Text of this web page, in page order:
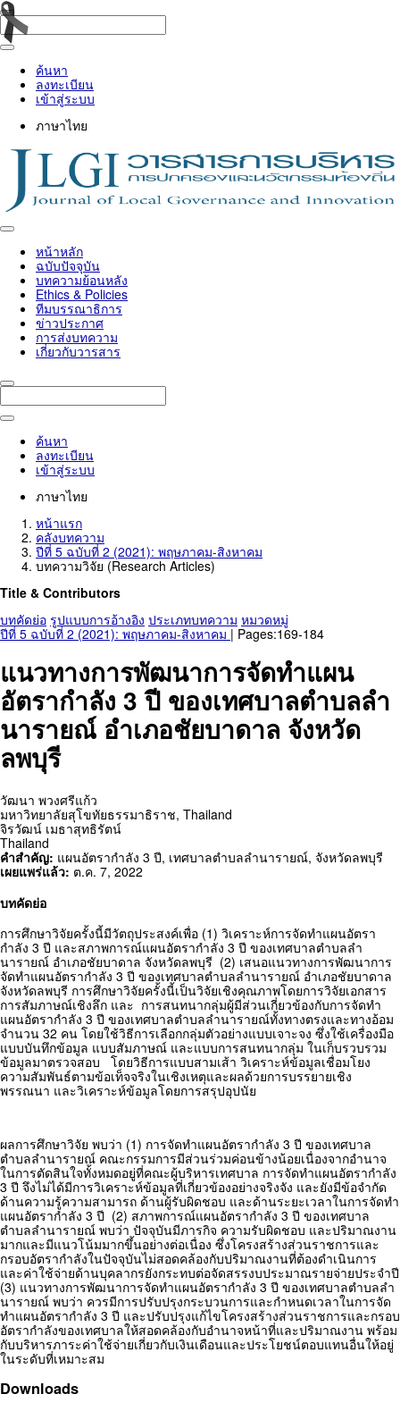
ค้นหา
ลงทะเบียน
เข้าสู่ระบบ
ภาษาไทย
Toggle
navigation
หน้าหลัก
ฉบับปัจจุบัน
บทความย้อนหลัง
Ethics & Policies
ทีมบรรณาธิการ
ข่าวประกาศ
การส่งบทความ
เกี่ยวกับวารสาร
ค้นหา
ลงทะเบียน
เข้าสู่ระบบ
ภาษาไทย
หน้าแรก
คลังบทความ
ปีที่ 5 ฉบับที่ 2 (2021): พฤษภาคม-สิงหาคม
บทความวิจัย (Research Articles)
Title & Contributors
บทคัดย่อ รูปแบบการอ้างอิง ประเภทบทความ หมวดหมู่
ปีที่ 5 ฉบับที่ 2 (2021): พฤษภาคม-สิงหาคม | Pages:169-184
แนวทางการพัฒนาการจัดทำแผน
อัตรากำลัง 3 ปี ของเทศบาลตำบลลำ
นารายณ์ อำเภอชัยบาดาล จังหวัด
ลพบุรี
วัฒนา พวงศรีแก้ว
มหาวิทยาลัยสุโขทัยธรรมาธิราช, Thailand
จิรวัฒน์ เมธาสุทธิรัตน์
Thailand
คำสำคัญ: แผนอัตรากำลัง 3 ปี, เทศบาลตำบลลำนารายณ์, จังหวัดลพบุรี
เผยแพร่แล้ว: ต.ค. 7, 2022
บทคัดย่อ
การศึกษาวิจัยครั้งนี้มีวัตถุประสงค์เพื่อ (1) วิเคราะห์การจัดทำแผนอัตรา
กำลัง 3 ปี และสภาพการณ์แผนอัตรากำลัง 3 ปี ของเทศบาลตำบลลำ
นารายณ์ อำเภอชัยบาดาล จังหวัดลพบุรี (2) เสนอแนวทางการพัฒนาการ
จัดทำแผนอัตรากำลัง 3 ปี ของเทศบาลตำบลลำนารายณ์ อำเภอชัยบาดาล
จังหวัดลพบุรี การศึกษาวิจัยครั้งนี้เป็นวิจัยเชิงคุณภาพโดยการวิจัยเอกสาร
การสัมภาษณ์เชิงลึก และ การสนทนากลุ่มผู้มีส่วนเกี่ยวข้องกับการจัดทำ
แผนอัตรากำลัง 3 ปี ของเทศบาลตำบลลำนารายณ์ทั้งทางตรงและทางอ้อม
จำนวน 32 คน โดยใช้วิธีการเลือกกลุ่มตัวอย่างแบบเจาะจง ซึ่งใช้เครื่องมือ
แบบบันทึกข้อมูล แบบสัมภาษณ์ และแบบการสนทนากลุ่ม ในเก็บรวบรวม
ข้อมูลมาตรวจสอบ โดยวิธีการแบบสามเส้า วิเคราะห์ข้อมูลเชื่อมโยง
ความสัมพันธ์ตามข้อเท็จจริงในเชิงเหตุและผลด้วยการบรรยายเชิง
พรรณนา และวิเคราะห์ข้อมูลโดยการสรุปอุปนัย
ผลการศึกษาวิจัย พบว่า (1) การจัดทำแผนอัตรากำลัง 3 ปี ของเทศบาล
ตำบลลำนารายณ์ คณะกรรมการมีส่วนร่วมค่อนข้างน้อยเนื่องจากอำนาจ
ในการตัดสินใจทั้งหมดอยู่ที่คณะผู้บริหารเทศบาล การจัดทำแผนอัตรากำลัง
3 ปี จึงไม่ได้มีการวิเคราะห์ข้อมูลที่เกี่ยวข้องอย่างจริงจัง และยังมีข้อจำกัด
ด้านความรู้ความสามารถ ด้านผู้รับผิดชอบ และด้านระยะเวลาในการจัดทำ
แผนอัตรากำลัง 3 ปี (2) สภาพการณ์แผนอัตรากำลัง 3 ปี ของเทศบาล
ตำบลลำนารายณ์ พบว่า ปัจจุบันมีภารกิจ ความรับผิดชอบ และปริมาณงาน
มากและมีแนวโน้มมากขึ้นอย่างต่อเนื่อง ซึ่งโครงสร้างส่วนราชการและ
กรอบอัตรากำลังในปัจจุบันไม่สอดคล้องกับปริมาณงานที่ต้องดำเนินการ
และค่าใช้จ่ายด้านบุคลากรยังกระทบต่อจัดสรรงบประมาณรายจ่ายประจำปี
(3) แนวทางการพัฒนาการจัดทำแผนอัตรากำลัง 3 ปี ของเทศบาลตำบลลำ
นารายณ์ พบว่า ควรมีการปรับปรุงกระบวนการและกำหนดเวลาในการจัด
ทำแผนอัตรากำลัง 3 ปี และปรับปรุงแก้ไขโครงสร้างส่วนราชการและกรอบ
อัตรากำลังของเทศบาลให้สอดคล้องกับอำนาจหน้าที่และปริมาณงาน พร้อม
กับบริหารภาระค่าใช้จ่ายเกี่ยวกับเงินเดือนและประโยชน์ตอบแทนอื่นให้อยู่
ในระดับที่เหมาะสม
Downloads